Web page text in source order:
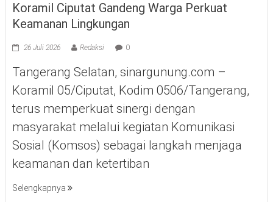
Koramil Ciputat Gandeng Warga Perkuat
Keamanan Lingkungan
26 Juli 2026 Redaksi 0
Tangerang Selatan, sinargunung.com –
Koramil 05/Ciputat, Kodim 0506/Tangerang,
terus memperkuat sinergi dengan
masyarakat melalui kegiatan Komunikasi
Sosial (Komsos) sebagai langkah menjaga
keamanan dan ketertiban
Selengkapnya